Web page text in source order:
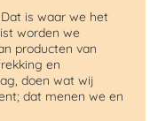
is waar we het
worden we
producten van
en
doen wat wij
dat menen we en